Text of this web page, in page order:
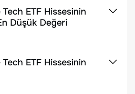
ETF Hissesinin
Düşük Değeri
ETF Hissesinin